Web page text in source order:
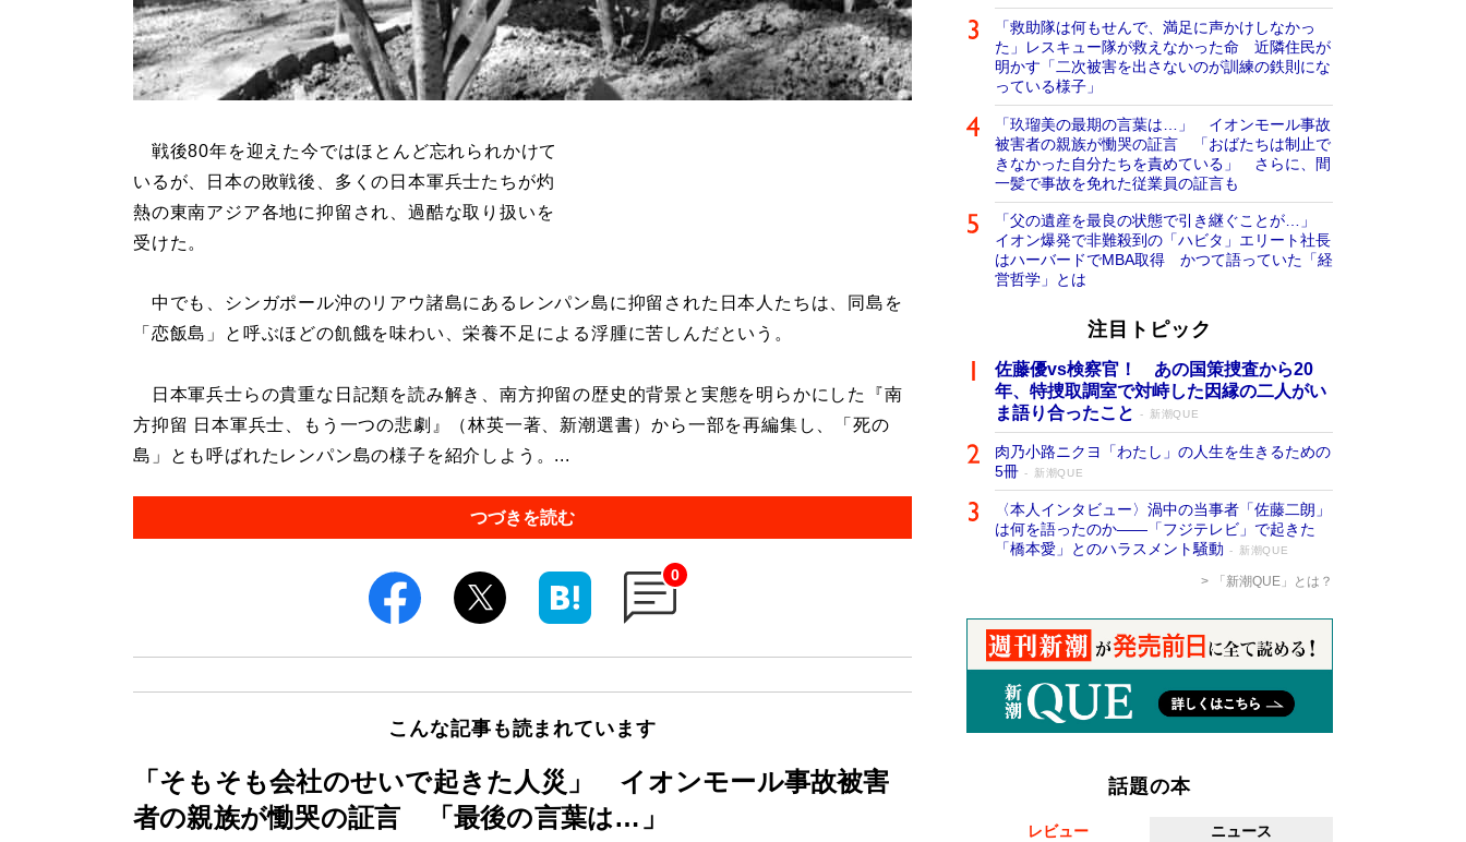
戦後80年を迎えた今ではほとんど忘れられかけて
いるが、日本の敗戦後、多くの日本軍兵士たちが灼
熱の東南アジア各地に抑留され、過酷な取り扱いを
受けた。
中でも、シンガポール沖のリアウ諸島にあるレンパン島に抑留された日本人たちは、同島を
「恋飯島」と呼ぶほどの飢餓を味わい、栄養不足による浮腫に苦しんだという。
日本軍兵士らの貴重な日記類を読み解き、南方抑留の歴史的背景と実態を明らかにした『南
方抑留 日本軍兵士、もう一つの悲劇』（林英一著、新潮選書）から一部を再編集し、「死の
島」とも呼ばれたレンパン島の様子を紹介しよう。...
つづきを読む
0
こんな記事も読まれています
「そもそも会社のせいで起きた人災」 イオンモール事故被害
者の親族が慟哭の証言 「最後の言葉は…」
「救助隊は何もせんで、満足に声かけしなかっ
た」レスキュー隊が救えなかった命 近隣住民が
明かす「二次被害を出さないのが訓練の鉄則にな
っている様子」
「玖瑠美の最期の言葉は…」 イオンモール事故
被害者の親族が慟哭の証言 「おばたちは制止で
きなかった自分たちを責めている」 さらに、間
一髪で事故を免れた従業員の証言も
「父の遺産を最良の状態で引き継ぐことが…」
イオン爆発で非難殺到の「ハビタ」エリート社長
はハーバードでMBA取得 かつて語っていた「経
営哲学」とは
注目トピック
佐藤優vs検察官！ あの国策捜査から20
年、特捜取調室で対峙した因縁の二人がい
ま語り合ったこと
新潮QUE
肉乃小路ニクヨ「わたし」の人生を生きるための
5冊
新潮QUE
〈本人インタビュー〉渦中の当事者「佐藤二朗」
は何を語ったのか――「フジテレビ」で起きた
「橋本愛」とのハラスメント騒動
新潮QUE
「新潮QUE」とは？
話題の本
レビュー ニュース